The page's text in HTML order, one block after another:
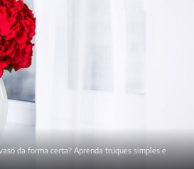
da forma certa? Aprenda truques simples e